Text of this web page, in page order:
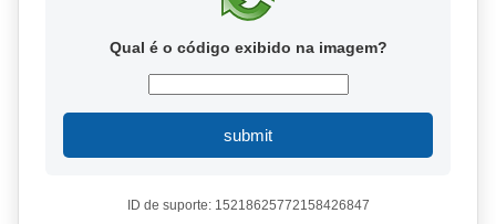
Qual é o código exibido na imagem?
submit
ID de suporte: 15218625772158426847